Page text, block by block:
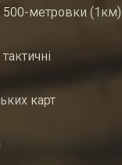
500-метровки (1км)
карт